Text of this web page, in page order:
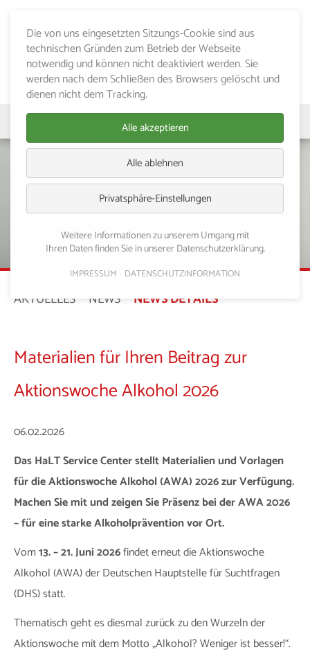
AKTUELLES NEWS NEWS DETAILS
Materialien für Ihren Beitrag zur
Aktionswoche Alkohol 2026
06.02.2026
Das HaLT Service Center stellt Materialien und Vorlagen
für die Aktionswoche Alkohol (AWA) 2026 zur Verfügung.
Machen Sie mit und zeigen Sie Präsenz bei der AWA 2026
– für eine starke Alkoholprävention vor Ort.
Vom13. – 21. Juni 2026findet erneut die Aktionswoche
Alkohol (AWA) der Deutschen Hauptstelle für Suchtfragen
(DHS) statt.
Thematisch geht es diesmal zurück zu den Wurzeln der
Aktionswoche mit dem Motto „Alkohol? Weniger ist besser!“.
Die von uns eingesetzten Sitzungs-Cookie sind aus
technischen Gründen zum Betrieb der Webseite
notwendig und können nicht deaktiviert werden. Sie
werden nach dem Schließen des Browsers gelöscht und
dienen nicht dem Tracking.
Alle akzeptieren
Alle ablehnen
Privatsphäre-Einstellungen
Weitere Informationen zu unserem Umgang mit
Ihren Daten finden Sie in unserer Datenschutzerklärung.
IMPRESSUM DATENSCHUTZINFORMATION